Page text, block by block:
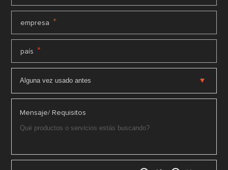
empresa *
país *
Mensaje/ Requisitos